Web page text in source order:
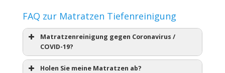
FAQ zur Matratzen Tiefenreinigung
Matratzenreinigung gegen Coronavirus /
COVID-19?
Holen Sie meine Matratzen ab?